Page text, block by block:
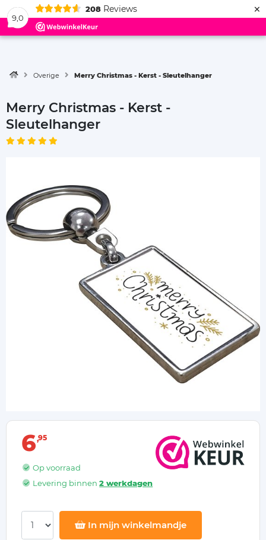
9,0
208 Reviews ×
Menu
Overige Merry Christmas - Kerst - Sleutelhanger
Merry Christmas - Kerst -
Sleutelhanger
6 95
Op voorraad
Levering binnen2 werkdagen
In mijn winkelmandje